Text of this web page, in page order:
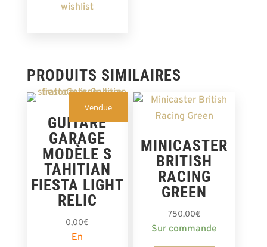
wishlist
PRODUITS SIMILAIRES
Vendue
GUITARE
GARAGE
MODÈLE S
TAHITIAN
FIESTA LIGHT
RELIC
0,00€
En
MINICASTER
BRITISH
RACING
GREEN
750,00€
Sur commande